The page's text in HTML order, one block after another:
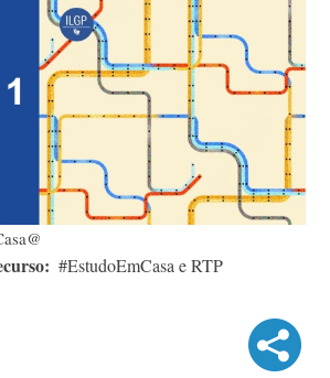
#EstudoEmCasa e RTP